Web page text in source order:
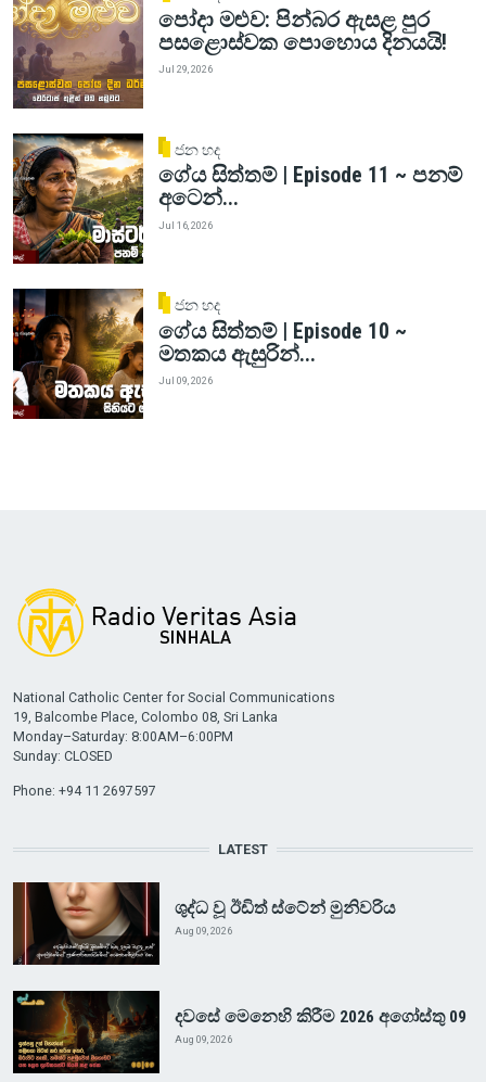
පෝදා මළුව: පින්බර ඇසළ පුර
පසළොස්වක පොහොය දිනයයි!
Jul 29, 2026
ජන හද
ගේය සිත්තම් | Episode 11 ~ පනම්
අටෙන්...
Jul 16, 2026
ජන හද
ගේය සිත්තම් | Episode 10 ~
මතකය ඇසුරින්...
Jul 09, 2026
National Catholic Center for Social Communications
19, Balcombe Place, Colombo 08, Sri Lanka
Monday–Saturday: 8:00AM–6:00PM
Sunday: CLOSED
Phone: +94 11 2697597
LATEST
ශුද්ධ වූ ඊඩිත් ස්ටේන් මුනිවරිය
Aug 09, 2026
දවසේ මෙනෙහි කිරීම 2026 අගෝස්තු 09
Aug 09, 2026